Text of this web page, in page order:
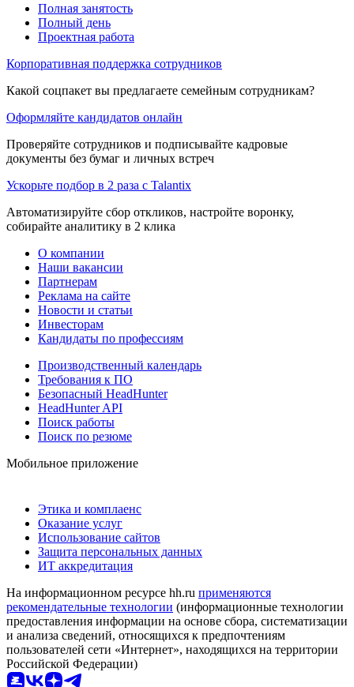
Полная занятость
Полный день
Проектная работа
Корпоративная поддержка сотрудников
Какой соцпакет вы предлагаете семейным сотрудникам?
Оформляйте кандидатов онлайн
Проверяйте сотрудников и подписывайте кадровые
документы без бумаг и личных встреч
Ускорьте подбор в 2 раза с Talantix
Автоматизируйте сбор откликов, настройте воронку,
собирайте аналитику в 2 клика
О компании
Наши вакансии
Партнерам
Реклама на сайте
Новости и статьи
Инвесторам
Кандидаты по профессиям
Производственный календарь
Требования к ПО
Безопасный HeadHunter
HeadHunter API
Поиск работы
Поиск по резюме
Мобильное приложение
Этика и комплаенс
Оказание услуг
Использование сайтов
Защита персональных данных
ИТ аккредитация
На информационном ресурсе hh.ru применяются
рекомендательные технологии (информационные технологии
предоставления информации на основе сбора, систематизации
и анализа сведений, относящихся к предпочтениям
пользователей сети «Интернет», находящихся на территории
Российской Федерации)